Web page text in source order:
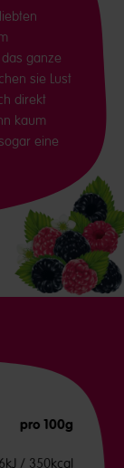
ganze
sie Lust
direkt
kaum
eine
pro 100g
/ 350kcal